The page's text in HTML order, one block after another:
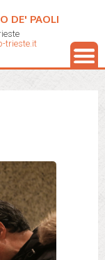
DE' PAOLI
trieste.it